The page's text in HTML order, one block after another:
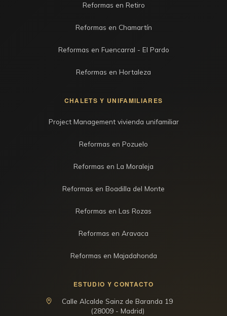
Reformas en Retiro
Reformas en Chamartín
Reformas en Fuencarral - El Pardo
Reformas en Hortaleza
CHALETS Y UNIFAMILIARES
Project Management vivienda unifamiliar
Reformas en Pozuelo
Reformas en La Moraleja
Reformas en Boadilla del Monte
Reformas en Las Rozas
Reformas en Aravaca
Reformas en Majadahonda
ESTUDIO Y CONTACTO
Calle Alcalde Sainz de Baranda 19
(28009 - Madrid)